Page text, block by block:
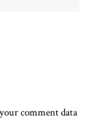
comment data